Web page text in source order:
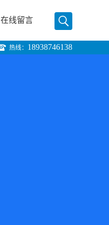
在线留言
热线： 18938746138